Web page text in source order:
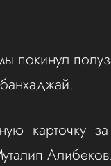
покинул
карточку
Алибеков.